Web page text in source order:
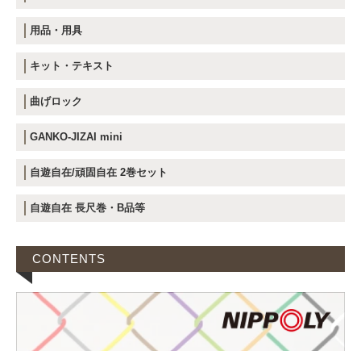
用品・用具
キット・テキスト
曲げロック
GANKO-JIZAI mini
自遊自在/頑固自在 2巻セット
自遊自在 長尺巻・B品等
CONTENTS